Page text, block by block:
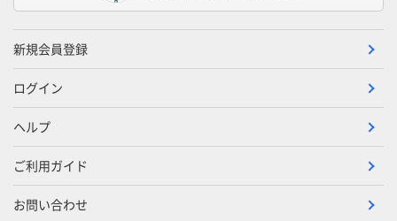
新規会員登録
ログイン
ヘルプ
ご利用ガイド
お問い合わせ